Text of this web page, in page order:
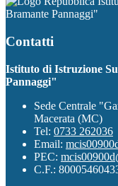
Bramante Pannaggi"
Contatti
Istituto di Istruzione
Pannaggi"
Sede Centrale
Macerata (MC)
Tel: 0733 262036
Email:
PEC:
C.F.: